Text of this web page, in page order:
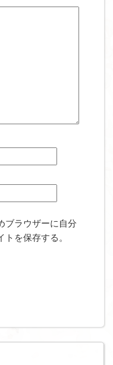
ブラウザーに自分
を保存する。